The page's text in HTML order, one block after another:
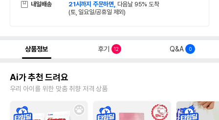
내일배송 21시까지 주문하면, 다음날 95% 도착
(토, 일요일/공휴일 제외)
상품정보 후기 12 Q&A 0
Ai가 추천 드려요
우리 아이를 위한 맞춤 취향 저격 상품